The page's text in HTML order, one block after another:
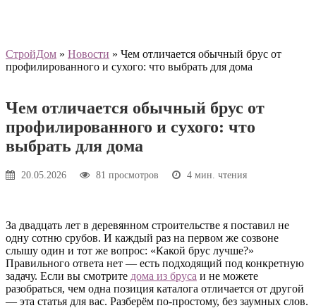
СтройДом » Новости » Чем отличается обычный брус от
профилированного и сухого: что выбрать для дома
Чем отличается обычный брус от
профилированного и сухого: что
выбрать для дома
20.05.2026 81 просмотров 4 мин. чтения
За двадцать лет в деревянном строительстве я поставил не
одну сотню срубов. И каждый раз на первом же созвоне
слышу один и тот же вопрос: «Какой брус лучше?»
Правильного ответа нет — есть подходящий под конкретную
задачу. Если вы смотрите дома из бруса и не можете
разобраться, чем одна позиция каталога отличается от другой
— эта статья для вас. Разберём по-простому, без заумных слов.